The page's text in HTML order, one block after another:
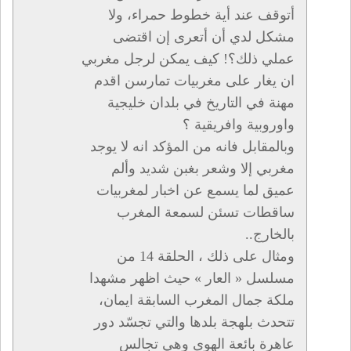
أتوقف عند أية خطوط حمراء، ولا
مشكل لدي أن أتعرى إن اقتضى
عملي ذلك؟! كيف يمكن لرجل مغربي
ان يغار على مغربيات تمارسن اقدم
مهنة في التاريخ في بلدان خليجية
واوروبية وافريقية ؟
وبالمقابل فانه من المؤكد انه لا يوجد
مغربي إلا وشعر بغبن شديد وألم
عميق لما يسمع عن اخبار لمغربيات
ساقطات تسئن لسمعة المغرب
بالخارج..
ومثال على ذلك ، الحلقة 14 من
مسلسل « العار » حيث اظهر مشهدا
ملكة جمال المغرب السابقة ايمان،
تتحدث بلهجة بلدها والتي تجسّد دور
عاهرة بائعة الهوى وهي تجالس